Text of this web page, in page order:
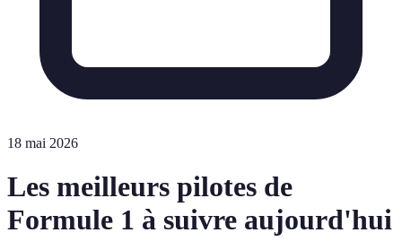
18 mai 2026
Les meilleurs pilotes de
Formule 1 à suivre aujourd'hui